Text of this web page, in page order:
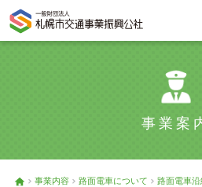
事業案
事業内容 路面電車について 路面電車沿